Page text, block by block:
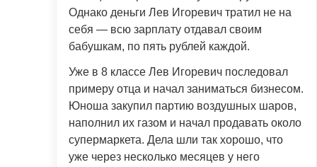
Однако деньги Лев Игоревич тратил не на
себя — всю зарплату отдавал своим
бабушкам, по пять рублей каждой.
Уже в 8 классе Лев Игоревич последовал
примеру отца и начал заниматься бизнесом.
Юноша закупил партию воздушных шаров,
наполнил их газом и начал продавать около
супермаркета. Дела шли так хорошо, что
уже через несколько месяцев у него